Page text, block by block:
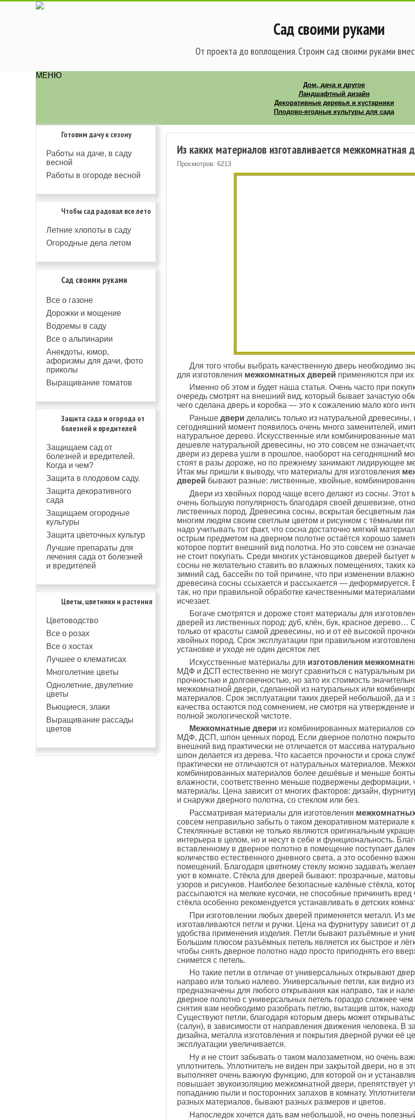
Сад своими руками
От проекта до воплощения. Строим сад своими руками
МЕНЮ
Дом, дача и другое
Ландшафтный дизайн
Декоративные деревья и кустарники
Плодово-ягодные культуры для сада
Готовим дачу к сезону
Работы на даче, в саду
весной
Работы в огороде весной
Чтобы сад радовал все лето
Летние хлопоты в саду
Огородные дела летом
Сад своими руками
Все о газоне
Дорожки и мощение
Водоемы в саду
Все о альпинарии
Анекдоты, юмор,
афоризмы для дачи, фото
приколы
Выращивание томатов
Защита сада и огорода от
болезней и вредителей
Защищаем сад от
болезней и вредителей.
Когда и чем?
Защита в плодовом саду.
Защита декоративного
сада
Защищаем огородные
культуры
Защита цветочных культур
Лучшие препараты для
лечения сада от болезней
и вредителей
Цветы, цветники и растения
Цветоводство
Все о розах
Все о хостах
Лучшее о клематисах
Многолетние цветы
Однолетние, двулетние
цветы
Вьющиеся, злаки
Выращивание рассады
цветов
Из каких материалов изготавливается межкомнатная
Просмотров: 6213
Для того чтобы выбрать качественную дверь необходимо
для изготовления межкомнатных дверей применяются при их
Именно об этом и будет наша статья. Очень часто при
очередь смотрят на внешний вид, который бывает зачастую
чего сделана дверь и коробка — это к сожалению мало кого
Раньше двери делались только из натуральной
сегодняшний момент появилось очень много заменителей,
натуральное дерево. Искусственные или комбинированные
дешевле натуральной древесины, но это совсем не означает,
двери из дерева ушли в прошлое, наоборот на сегодняшний
стоят в разы дороже, но по прежнему занимают лидирующее
Итак мы пришли к выводу, что материалы для изготовления
дверей бывают разные: лиственные, хвойные,
Двери из хвойных пород чаще всего делают из сосны. Этот
очень большую популярность благодаря своей дешевизне,
лиственных пород. Древесина сосны, вскрытая бесцветным
многим людям своим светлым цветом и рисунком с тёмными
надо учитывать тот факт, что сосна достаточно мягкий
острым предметом на дверном полотне остаётся хорошо
которое портит внешний вид полотна. Но это совсем не
не стоит покупать. Среди многих установщиков дверей бытует
сосны не желательно ставить во влажных помещениях, таких
зимний сад, бассейн по той причине, что при изменении
древесина сосны ссыхается и рассыхается — деформируется.
так, но при правильной обработке качественными
исчезает.
Богаче смотрятся и дороже стоят материалы для
дверей из лиственных пород: дуб, клён, бук, красное дерево…
только от красоты самой древесины, но и от её высокой
хвойных пород. Срок эксплуатации при правильном
установке и уходе не один десяток лет.
Искусственные материалы для изготовления
МДФ и ДСП естественно не могут сравниться с натуральным
прочностью и долговечностью, но зато их стоимость
межкомнатной двери, сделанной из натуральных или
материалов. Срок эксплуатации таких дверей небольшой, да и
качества остаются под сомнением, не смотря на утверждение
полной экологической чистоте.
Межкомнатные двери из комбинированных материалов
МДФ, ДСП, шпон ценных пород. Если дверное полотно
внешний вид практически не отличается от массива
шпон делается из дерева. Что касается прочности и срока
практически не отличаются от натуральных материалов.
комбинированных материалов более дешёвые и меньше
влажности, соответственно меньше подвержены деформации,
материалы. Цена зависит от многих факторов: дизайн,
и снаружи дверного полотна, со стеклом или без.
Рассматривая материалы для изготовления
совсем неправильно забыть о таком декоративном материале
Стеклянные вставки не только являются оригинальным
интерьера в целом, но и несут в себе и функциональность.
вставленному в дверное полотно в помещение поступает
количество естественного дневного света, а это особенно
помещений. Благодаря цветному стеклу можно задавать
уют в комнате. Стёкла для дверей бывают: прозрачные,
узоров и рисунков. Наиболее безопасные калёные стёкла,
рассыпаются на мелкие кусочки, не способные причинить вред
стёкла особенно рекомендуется устанавливать в детских
При изготовлении любых дверей применяется металл. Из
изготавливаются петли и ручки. Цена на фурнитуру зависит от
удобства применения изделия. Петли бывают разъёмные и
Большим плюсом разъёмных петель является их быстрое и
чтобы снять дверное полотно надо просто приподнять его
снимется с петель.
Но такие петли в отличае от универсальных открывают
направо или только налево. Универсальные петли, как видно
предназначены для любого открывания как направо, так и
дверное полотно с универсальных петель гораздо сложнее
снятия вам необходимо разобрать петлю, вытащив шток,
Существуют петли, благодаря которым дверь может
(салун), в зависимости от направления движения человека. В
дизайна, металла изготовления и покрытия дверной ручки её
эксплуатации увеличивается.
Ну и не стоит забывать о таком малозаметном, но очень
уплотнитель. Уплотнитель не виден при закрытой двери, но в
выполняет очень важную функцию, для которой он и
повышает звукоизоляцию межкомнатной двери, препятствует
попаданию пыли и посторонних запахов в комнату.
разных материалов, бывают разных размеров и цветов.
Напоследок хочется дать вам небольшой, но очень